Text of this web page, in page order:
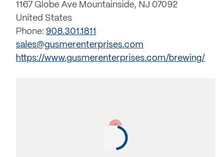
1167 Globe Ave Mountainside, NJ 07092
United States
Phone: 908.301.1811
sales@gusmerenterprises.com
https://www.gusmerenterprises.com/brewing/